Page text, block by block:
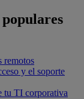
populares
remotos
y el soporte
tu TI corporativa